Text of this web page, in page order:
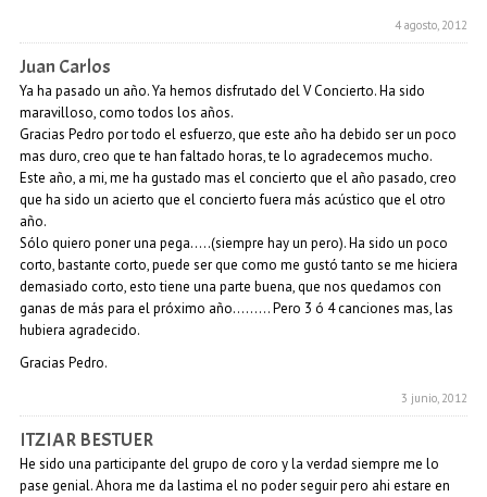
4 agosto, 2012
Juan Carlos
Ya ha pasado un año. Ya hemos disfrutado del V Concierto. Ha sido
maravilloso, como todos los años.
Gracias Pedro por todo el esfuerzo, que este año ha debido ser un poco
mas duro, creo que te han faltado horas, te lo agradecemos mucho.
Este año, a mi, me ha gustado mas el concierto que el año pasado, creo
que ha sido un acierto que el concierto fuera más acústico que el otro
año.
Sólo quiero poner una pega…..(siempre hay un pero). Ha sido un poco
corto, bastante corto, puede ser que como me gustó tanto se me hiciera
demasiado corto, esto tiene una parte buena, que nos quedamos con
ganas de más para el próximo año……… Pero 3 ó 4 canciones mas, las
hubiera agradecido.
Gracias Pedro.
3 junio, 2012
ITZIAR BESTUER
He sido una participante del grupo de coro y la verdad siempre me lo
pase genial. Ahora me da lastima el no poder seguir pero ahi estare en